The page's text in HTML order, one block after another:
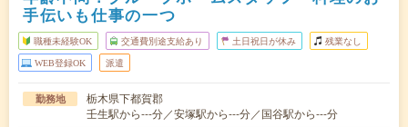
手伝いも仕事の一つ
職種未経験OK 交通費別途支給あり 土日祝日が休み 残業なし
WEB登録OK 派遣
勤務地
栃木県下都賀郡
壬生駅から---分／安塚駅から---分／国谷駅から---分